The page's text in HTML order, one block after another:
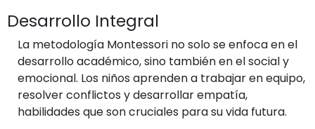
Desarrollo Integral
La metodología Montessori no solo se enfoca en el
desarrollo académico, sino también en el social y
emocional. Los niños aprenden a trabajar en equipo,
resolver conflictos y desarrollar empatía,
habilidades que son cruciales para su vida futura.